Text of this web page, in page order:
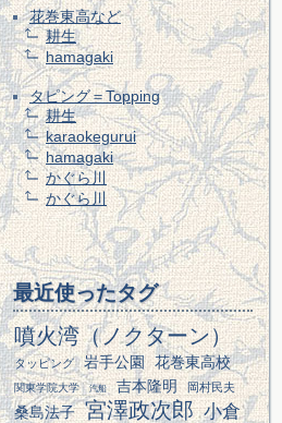
花巻東高など
耕生
hamagaki
タピング＝Topping
耕生
karaokegurui
hamagaki
かぐら川
かぐら川
最近使ったタグ
噴火湾（ノクターン）
タッピング 岩手公園 花巻東高校
関東学院大学 汽船 吉本隆明 岡村民夫
桑島法子 宮澤政次郎 小倉